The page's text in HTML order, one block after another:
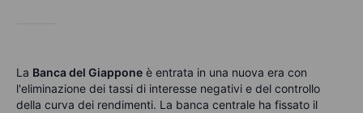
La Banca del Giappone è entrata in una nuova era con
l'eliminazione dei tassi di interesse negativi e del controllo
della curva dei rendimenti. La banca centrale ha fissato il